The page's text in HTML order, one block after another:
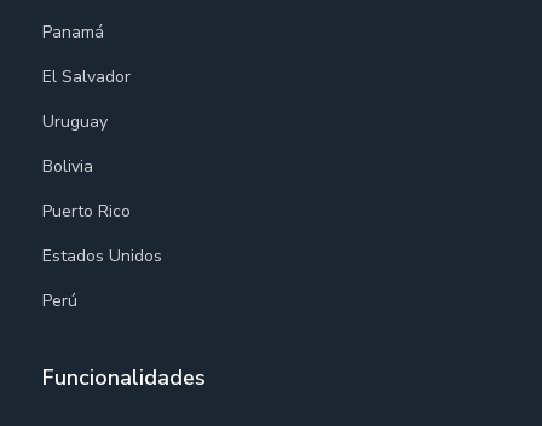
Panamá
El Salvador
Uruguay
Bolivia
Puerto Rico
Estados Unidos
Perú
Funcionalidades